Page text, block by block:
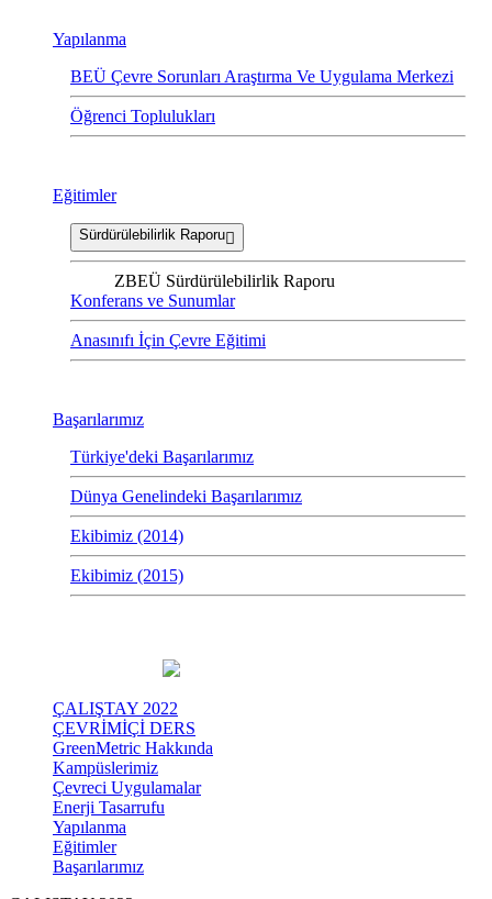
Yapılanma
BEÜ Çevre Sorunları Araştırma Ve Uygulama Merkezi
Öğrenci Toplulukları
Eğitimler
Sürdürülebilirlik Raporu
ZBEÜ Sürdürülebilirlik Raporu
Konferans ve Sunumlar
Anasınıfı İçin Çevre Eğitimi
Başarılarımız
Türkiye'deki Başarılarımız
Dünya Genelindeki Başarılarımız
Ekibimiz (2014)
Ekibimiz (2015)
ÇALIŞTAY 2022
ÇEVRİMİÇİ DERS
GreenMetric Hakkında
Kampüslerimiz
Çevreci Uygulamalar
Enerji Tasarrufu
Yapılanma
Eğitimler
Başarılarımız